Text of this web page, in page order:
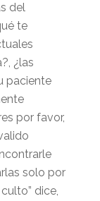
del
te
¿las
paciente
por favor,
solo por
dice,